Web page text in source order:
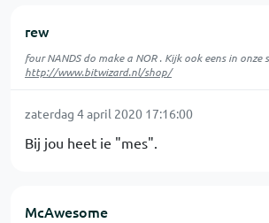
rew
four NANDS do make a NOR . Kijk ook eens in onze
http://www.bitwizard.nl/shop/
zaterdag 4 april 2020 17:16:00
Bij jou heet ie "mes".
McAwesome